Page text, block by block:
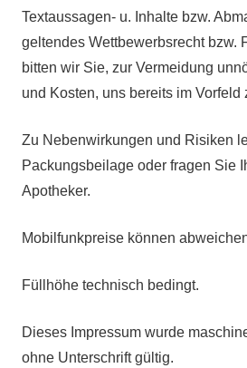
Textaussagen- u. Inhalte bzw.
geltendes Wettbewerbsrecht bzw.
bitten wir Sie, zur Vermeidung
und Kosten, uns bereits im Vorfeld
Zu Nebenwirkungen und Risiken
Packungsbeilage oder fragen Sie
Apotheker.
Mobilfunkpreise können
Füllhöhe technisch bedingt.
Dieses Impressum wurde
ohne Unterschrift gültig.